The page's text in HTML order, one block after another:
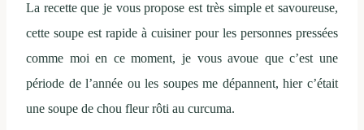
La recette que je vous propose est très simple et savoureuse,
cette soupe est rapide à cuisiner pour les personnes pressées
comme moi en ce moment, je vous avoue que c’est une
période de l’année ou les soupes me dépannent, hier c’était
une soupe de chou fleur rôti au curcuma.